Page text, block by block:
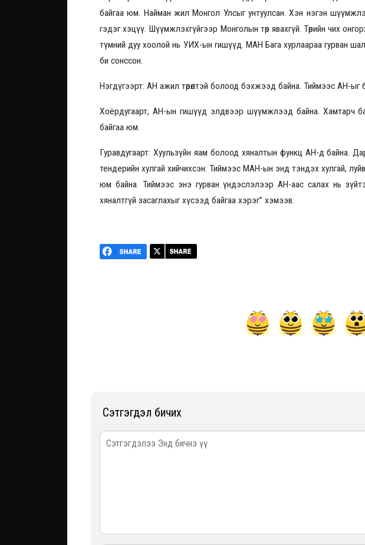
байгаа юм. Найман жил Монгол Улсыг унтуулсан. Хэн нэгэн
гэдэг хэцүү. Шүүмжлэхгүйгээр Монголын төр явахгүй. Төрийн чих
түмний дуу хоолой нь УИХ-ын гишүүд. МАН Бага хурлаараа гурван
би сонссон.
Нэгдүгээрт: АН ажил төрөлтэй болоод бэхжээд байна. Тиймээс АН-
Хоёрдугаарт, АН-ын гишүүд элдвээр шүүмжлээд байна. Хамтарч
байгаа юм.
Гуравдугаарт: Хуульзүйн яам болоод хяналтын функц АН-д байна.
тендерийн хулгай хийчихсэн. Тиймээс МАН-ын энд тэндэх хулгай,
юм байна. Тиймээс энэ гурван үндэслэлээр АН-аас салах нь
хяналтгүй засаглахыг хүсээд байгаа хэрэг” хэмээв.
Сэтгэгдэл бичих